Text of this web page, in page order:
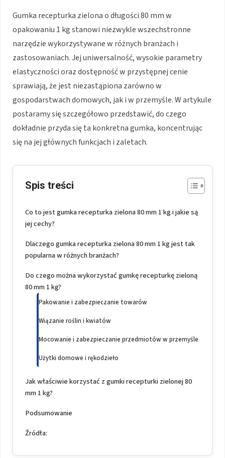
Gumka recepturka zielona o długości 80 mm w
opakowaniu 1 kg stanowi niezwykle wszechstronne
narzędzie wykorzystywane w różnych branżach i
zastosowaniach. Jej uniwersalność, wysokie parametry
elastyczności oraz dostępność w przystępnej cenie
sprawiają, że jest niezastąpiona zarówno w
gospodarstwach domowych, jak i w przemyśle. W artykule
postaramy się szczegółowo przedstawić, do czego
dokładnie przyda się ta konkretna gumka, koncentrując
się na jej głównych funkcjach i zaletach.
Spis treści
Co to jest gumka recepturka zielona 80 mm 1 kg i jakie są
jej cechy?
Dlaczego gumka recepturka zielona 80 mm 1 kg jest tak
popularna w różnych branżach?
Do czego można wykorzystać gumkę recepturkę zieloną
80 mm 1 kg?
Pakowanie i zabezpieczanie towarów
Wiązanie roślin i kwiatów
Mocowanie i zabezpieczanie przedmiotów w przemyśle
Użytki domowe i rękodzieło
Jak właściwie korzystać z gumki recepturki zielonej 80
mm 1 kg?
Podsumowanie
Źródła: